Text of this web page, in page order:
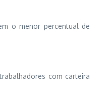
o menor percentual de
com carteira